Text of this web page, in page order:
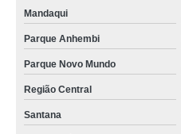
Mandaqui
Parque Anhembi
Parque Novo Mundo
Região Central
Santana